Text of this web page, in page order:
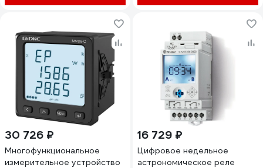
30 726 ₽
Многофункциональное
измерительное устройство
16 729 ₽
Цифровое недельное
астрономическое реле